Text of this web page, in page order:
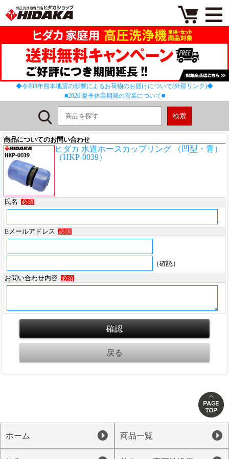
◆令和8年熊本地震の影響によるお荷物のお届けについて(外部リンク)◆
■2026 夏季休業期間の営業について■
商品についてのお問い合わせ
ヒダカ 水道ホースカップリング （凹型・青）
（HKP-0039）
氏名 必須
Eメールアドレス 必須
（確認）
お問い合わせ内容
必須
ホーム 商品一覧